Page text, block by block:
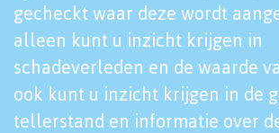
gecheckt waar deze wordt
alleen kunt u inzicht krijgen in
schadeverleden en de waarde
ook kunt u inzicht krijgen in de
tellerstand en informatie over